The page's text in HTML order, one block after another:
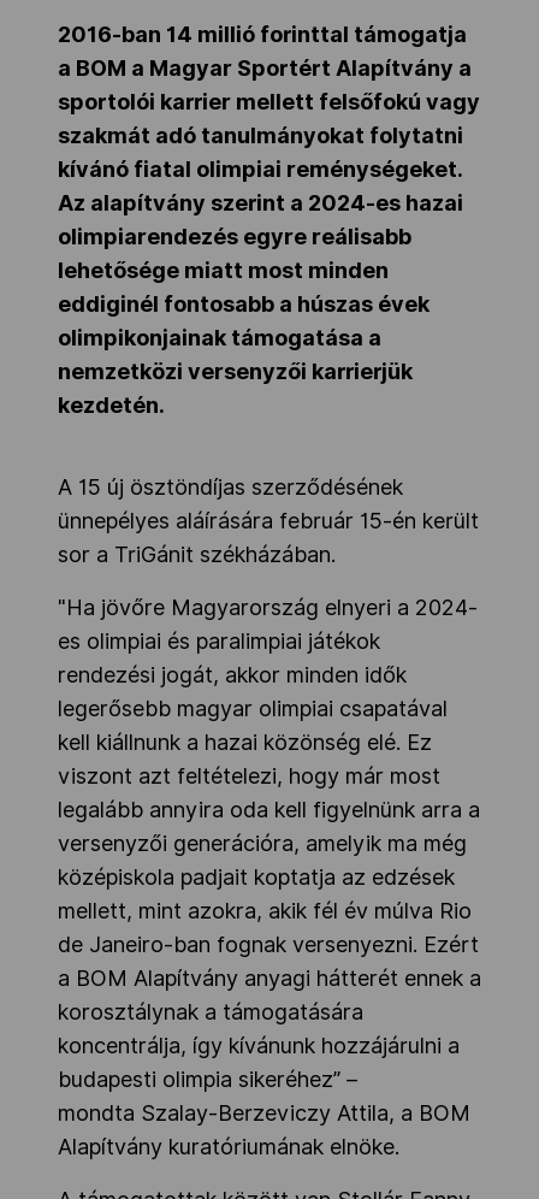
NOB
Társszervezetek
OVEP
Adatbank
2016-ban 14 millió forinttal támogatja
a BOM a Magyar Sportért Alapítvány a
sportolói karrier mellett felsőfokú vagy
szakmát adó tanulmányokat folytatni
kívánó fiatal olimpiai reménységeket.
Az alapítvány szerint a 2024-es hazai
olimpiarendezés egyre reálisabb
lehetősége miatt most minden
eddiginél fontosabb a húszas évek
olimpikonjainak támogatása a
nemzetközi versenyzői karrierjük
kezdetén.
A 15 új ösztöndíjas szerződésének
ünnepélyes aláírására február 15-én került
sor a TriGánit székházában.
"Ha jövőre Magyarország elnyeri a 2024-
es olimpiai és paralimpiai játékok
rendezési jogát, akkor minden idők
legerősebb magyar olimpiai csapatával
kell kiállnunk a hazai közönség elé. Ez
viszont azt feltételezi, hogy már most
legalább annyira oda kell figyelnünk arra a
versenyzői generációra, amelyik ma még
középiskola padjait koptatja az edzések
mellett, mint azokra, akik fél év múlva Rio
de Janeiro-ban fognak versenyezni. Ezért
a BOM Alapítvány anyagi hátterét ennek a
korosztálynak a támogatására
koncentrálja, így kívánunk hozzájárulni a
budapesti olimpia sikeréhez” –
mondta Szalay-Berzeviczy Attila, a BOM
Alapítvány kuratóriumának elnöke.